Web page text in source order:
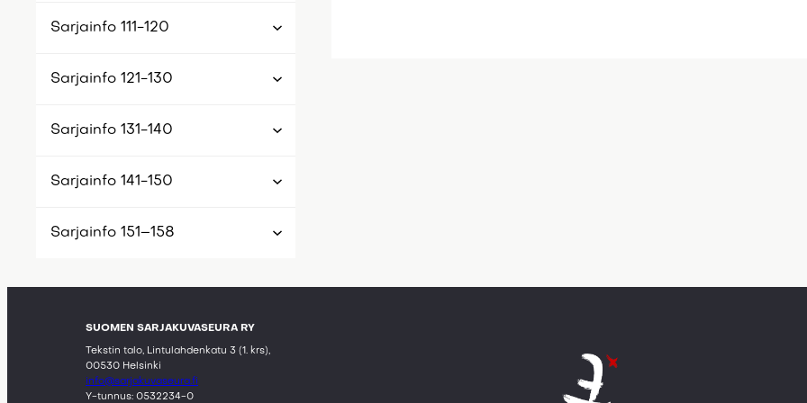
Sarjainfo 111-120
Sarjainfo 121-130
Sarjainfo 131-140
Sarjainfo 141-150
Sarjainfo 151–158
SUOMEN SARJAKUVASEURA RY
Tekstin talo, Lintulahdenkatu 3 (1. krs),
00530 Helsinki
info@sarjakuvaseura.fi
Y-tunnus: 0532234-0